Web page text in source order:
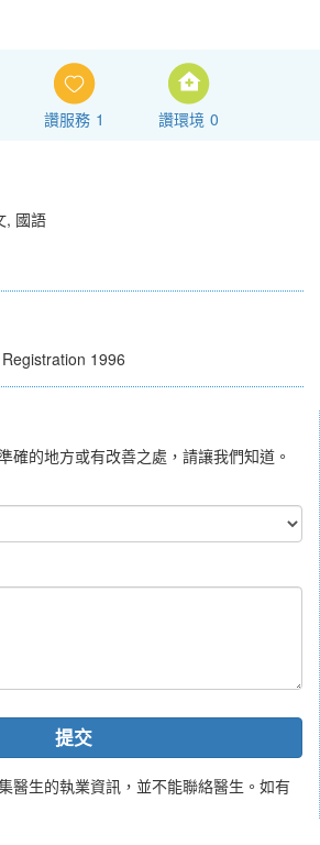
讚服務 1 讚環境 0
, 國語
1996
確的地方或有改善之處，請讓我們知道。
提交
醫生的執業資訊，並不能聯絡醫生。如有